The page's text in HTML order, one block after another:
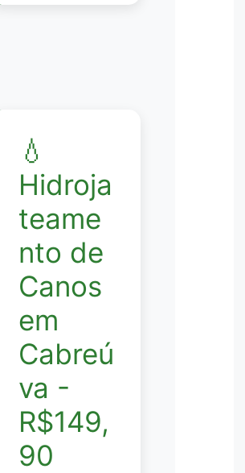
💧
Hidroja
teame
nto de
Canos
em
Cabreú
va -
R$149,
90